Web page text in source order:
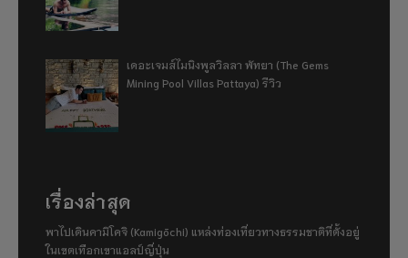
เดอะเจมส์ไมนิงพูลวิลลา พัทยา (The Gems
Mining Pool Villas Pattaya) รีวิว
เรื่องล่าสุด
พาไปเดินคามิโคจิ (Kamigōchi) แหล่งท่องเที่ยวทางธรรมชาติที่ตั้งอยู่
ในเขตเทือกเขาแอลป์ญี่ปุ่น